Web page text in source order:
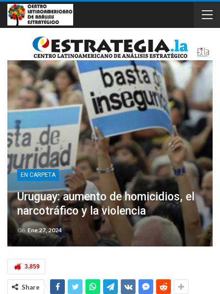
EN CARPETA
Uruguay: aumento de homicidios, el
narcotráfico y la violencia
On Ene 27, 2024
3.859
Share